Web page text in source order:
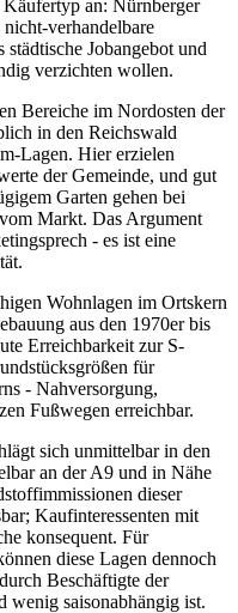
an: Nürnberger
verhandelbare
städtische Jobangebot und
verzichten wollen.
Bereiche im Nordosten der
in den Reichswald
Lagen. Hier erzielen
der Gemeinde, und gut
Garten gehen bei
Markt. Das Argument
- es ist eine
Wohnlagen im Ortskern
aus den 1970er bis
Erreichbarkeit zur S-
für
- Nahversorgung,
Fußwegen erreichbar.
sich unmittelbar in den
an der A9 und in Nähe
dieser
Kaufinteressenten mit
konsequent. Für
diese Lagen dennoch
Beschäftigte der
wenig saisonabhängig ist.